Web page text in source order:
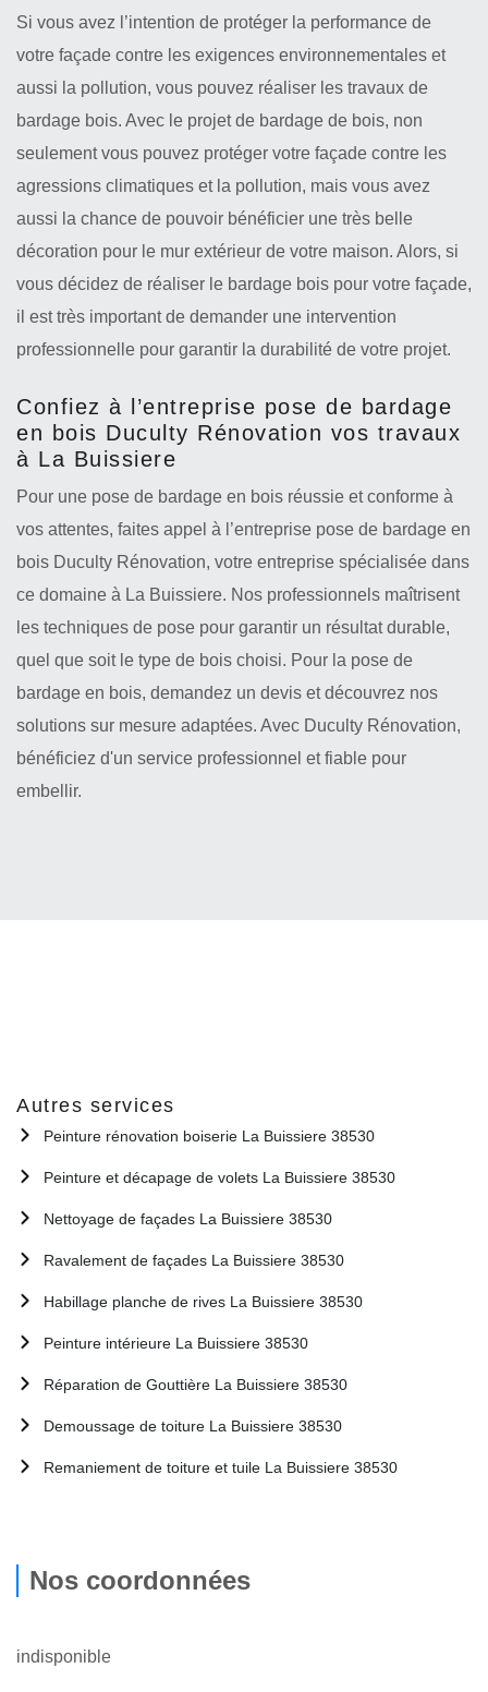
Si vous avez l’intention de protéger la performance de
votre façade contre les exigences environnementales et
aussi la pollution, vous pouvez réaliser les travaux de
bardage bois. Avec le projet de bardage de bois, non
seulement vous pouvez protéger votre façade contre les
agressions climatiques et la pollution, mais vous avez
aussi la chance de pouvoir bénéficier une très belle
décoration pour le mur extérieur de votre maison. Alors, si
vous décidez de réaliser le bardage bois pour votre façade,
il est très important de demander une intervention
professionnelle pour garantir la durabilité de votre projet.
Confiez à l’entreprise pose de bardage
en bois Duculty Rénovation vos travaux
à La Buissiere
Pour une pose de bardage en bois réussie et conforme à
vos attentes, faites appel à l’entreprise pose de bardage en
bois Duculty Rénovation, votre entreprise spécialisée dans
ce domaine à La Buissiere. Nos professionnels maîtrisent
les techniques de pose pour garantir un résultat durable,
quel que soit le type de bois choisi. Pour la pose de
bardage en bois, demandez un devis et découvrez nos
solutions sur mesure adaptées. Avec Duculty Rénovation,
bénéficiez d'un service professionnel et fiable pour
embellir.
Autres services
Peinture rénovation boiserie La Buissiere 38530
Peinture et décapage de volets La Buissiere 38530
Nettoyage de façades La Buissiere 38530
Ravalement de façades La Buissiere 38530
Habillage planche de rives La Buissiere 38530
Peinture intérieure La Buissiere 38530
Réparation de Gouttière La Buissiere 38530
Demoussage de toiture La Buissiere 38530
Remaniement de toiture et tuile La Buissiere 38530
Nos coordonnées
indisponible